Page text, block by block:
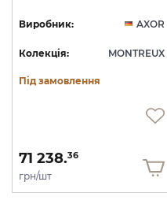
Виробник: AXOR
Колекція: MONTREUX
Під замовлення
71 238.36
грн/шт